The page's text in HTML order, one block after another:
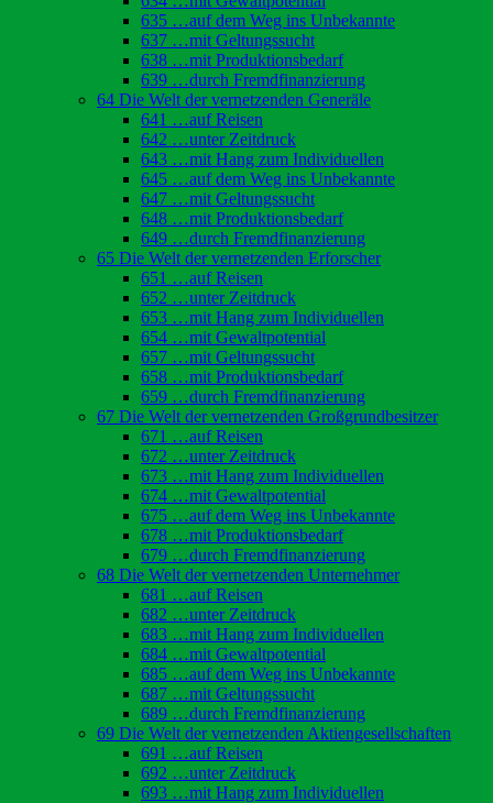
635 …auf dem Weg ins Unbekannte
637 …mit Geltungssucht
638 …mit Produktionsbedarf
639 …durch Fremdfinanzierung
64 Die Welt der vernetzenden Generäle
641 …auf Reisen
642 …unter Zeitdruck
643 …mit Hang zum Individuellen
645 …auf dem Weg ins Unbekannte
647 …mit Geltungssucht
648 …mit Produktionsbedarf
649 …durch Fremdfinanzierung
65 Die Welt der vernetzenden Erforscher
651 …auf Reisen
652 …unter Zeitdruck
653 …mit Hang zum Individuellen
654 …mit Gewaltpotential
657 …mit Geltungssucht
658 …mit Produktionsbedarf
659 …durch Fremdfinanzierung
67 Die Welt der vernetzenden Großgrundbesitzer
671 …auf Reisen
672 …unter Zeitdruck
673 …mit Hang zum Individuellen
674 …mit Gewaltpotential
675 …auf dem Weg ins Unbekannte
678 …mit Produktionsbedarf
679 …durch Fremdfinanzierung
68 Die Welt der vernetzenden Unternehmer
681 …auf Reisen
682 …unter Zeitdruck
683 …mit Hang zum Individuellen
684 …mit Gewaltpotential
685 …auf dem Weg ins Unbekannte
687 …mit Geltungssucht
689 …durch Fremdfinanzierung
69 Die Welt der vernetzenden Aktiengesellschaften
691 …auf Reisen
692 …unter Zeitdruck
693 …mit Hang zum Individuellen